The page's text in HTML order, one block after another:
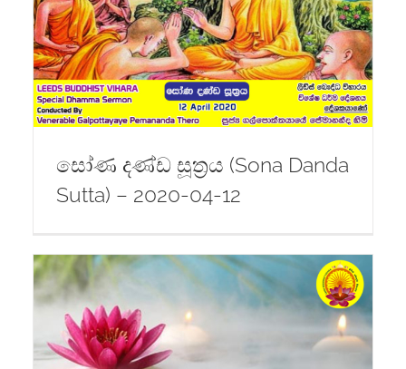
සෝණ දණ්ඩ සූත්‍රය (Sona Danda
Sutta) – 2020-04-12